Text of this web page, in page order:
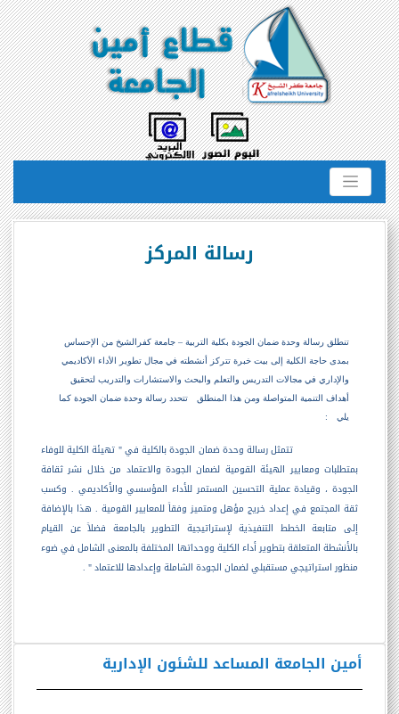
أمين الجامعة المساعد للشئون الإدارية
رسالة المركز
تنطلق رسالة وحدة ضمان الجودة بكلية التربية – جامعة كفرالشيخ من الإحساس
بمدى حاجة الكلية إلى بيت خبرة تتركز أنشطته في مجال تطوير الأداء الأكاديمي
والإداري في مجالات التدريس والتعلم والبحث والاستشارات والتدريب لتحقيق
أهداف التنمية المتواصلة ومن هذا المنطلق
تتحدد رسالة وحدة ضمان الجودة كما
يلي
:
تتمثل رسالة وحدة ضمان الجودة بالكلية في " تهيئة الكلية للوفاء
بمتطلبات ومعايير الهيئة القومية لضمان الجودة والاعتماد من خلال نشر ثقافة
الجودة ، وقيادة عملية التحسين المستمر للأداء المؤسسي والأكاديمي . وكسب
ثقة المجتمع في إعداد خريج مؤهل ومتميز وفقاً للمعايير القومية . هذا بالإضافة
إلى متابعة الخطط التنفيذية لإستراتيجية التطوير بالجامعة فضلاً عن القيام
بالأنشطة المتعلقة بتطوير أداء الكلية ووحداتها المختلفة بالمعنى الشامل في ضوء
منظور استراتيجي مستقبلي لضمان الجودة الشاملة وإعدادها للاعتماد " .